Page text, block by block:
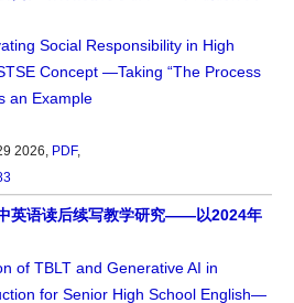
Social Responsibility in High
Concept —Taking “The Process
an Example
2026, PDF,
英语读后续写教学研究——以2024年
of TBLT and Generative AI in
for Senior High School English—